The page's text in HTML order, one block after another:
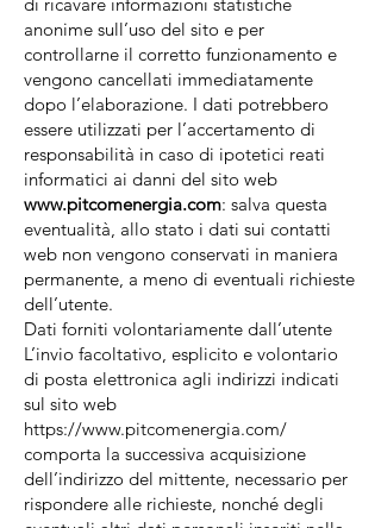
anonime sull’uso del sito e per
controllarne il corretto funzionamento e
vengono cancellati immediatamente
dopo l’elaborazione. I dati potrebbero
essere utilizzati per l’accertamento di
responsabilità in caso di ipotetici reati
informatici ai danni del sito web
www.pitcomenergia.com: salva questa
eventualità, allo stato i dati sui contatti
web non vengono conservati in maniera
permanente, a meno di eventuali richieste
dell’utente.
Dati forniti volontariamente dall’utente
L’invio facoltativo, esplicito e volontario
di posta elettronica agli indirizzi indicati
sul sito web
https://www.pitcomenergia.com/
comporta la successiva acquisizione
dell’indirizzo del mittente, necessario per
rispondere alle richieste, nonché degli